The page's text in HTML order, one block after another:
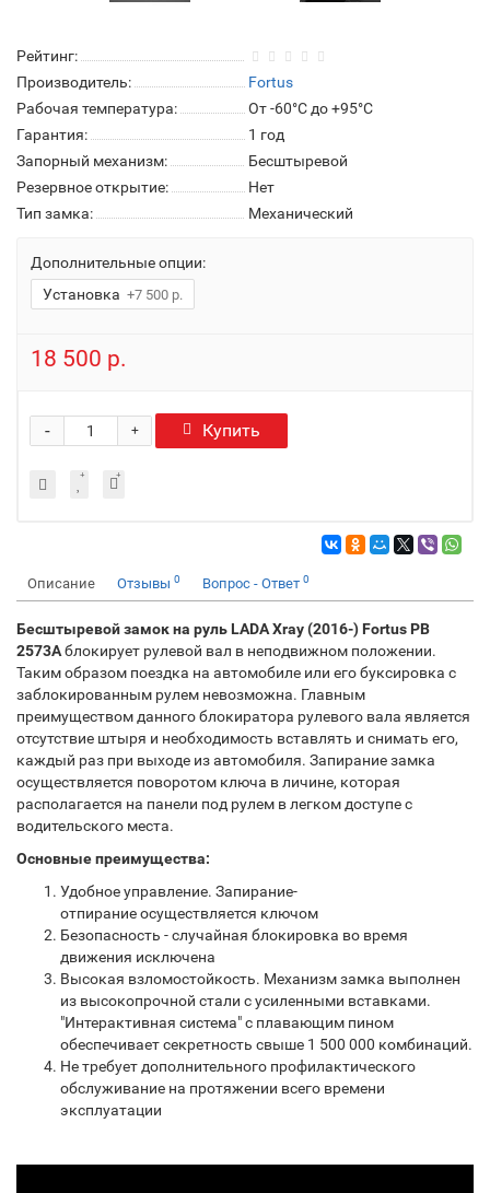
Рейтинг:
Производитель:
Fortus
Рабочая температура:
От -60°C до +95°C
Гарантия:
1 год
Запорный механизм:
Бесштыревой
Резервное открытие:
Нет
Тип замка:
Механический
Дополнительные опции:
Установка +7 500 р.
18 500 р.
+
- Купить
Описание Отзывы 0 Вопрос - Ответ 0
Бесштыревой замок на руль LADA Xray (2016-) Fortus PB
2573Аблокирует рулевой вал в неподвижном положении.
Таким образом поездка на автомобиле или его буксировка с
заблокированным рулем невозможна. Главным
преимуществом данного блокиратора рулевого вала является
отсутствие штыря и необходимость вставлять и снимать его,
каждый раз при выходе из автомобиля. Запирание замка
осуществляется поворотом ключа в личине, которая
располагается на панели под рулем в легком доступе с
водительского места.
Основные преимущества:
Удобное управление. Запирание-
отпирание осуществляется ключом
Безопасность - случайная блокировка во время
движения исключена
Высокая взломостойкость. Механизм замка выполнен
из высокопрочной стали с усиленными вставками.
"Интерактивная система" с плавающим пином
обеспечивает секретность свыше 1 500 000 комбинаций.
Не требует дополнительного профилактического
обслуживание на протяжении всего времени
эксплуатации